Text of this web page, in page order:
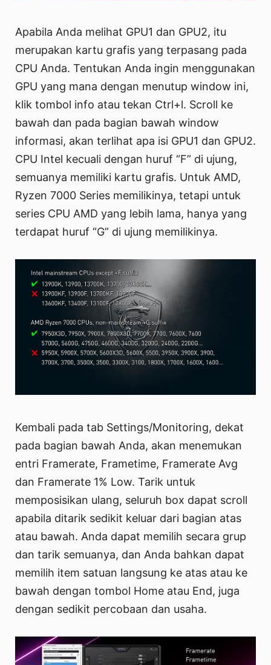
Apabila Anda melihat GPU1 dan GPU2, itu
merupakan kartu grafis yang terpasang pada
CPU Anda. Tentukan Anda ingin menggunakan
GPU yang mana dengan menutup window ini,
klik tombol info atau tekan Ctrl+l. Scroll ke
bawah dan pada bagian bawah window
informasi, akan terlihat apa isi GPU1 dan GPU2.
CPU Intel kecuali dengan huruf “F” di ujung,
semuanya memiliki kartu grafis. Untuk AMD,
Ryzen 7000 Series memilikinya, tetapi untuk
series CPU AMD yang lebih lama, hanya yang
terdapat huruf “G” di ujung memilikinya.
Kembali pada tab Settings/Monitoring, dekat
pada bagian bawah Anda, akan menemukan
entri Framerate, Frametime, Framerate Avg
dan Framerate 1% Low. Tarik untuk
memposisikan ulang, seluruh box dapat scroll
apabila ditarik sedikit keluar dari bagian atas
atau bawah. Anda dapat memilih secara grup
dan tarik semuanya, dan Anda bahkan dapat
memilih item satuan langsung ke atas atau ke
bawah dengan tombol Home atau End, juga
dengan sedikit percobaan dan usaha.